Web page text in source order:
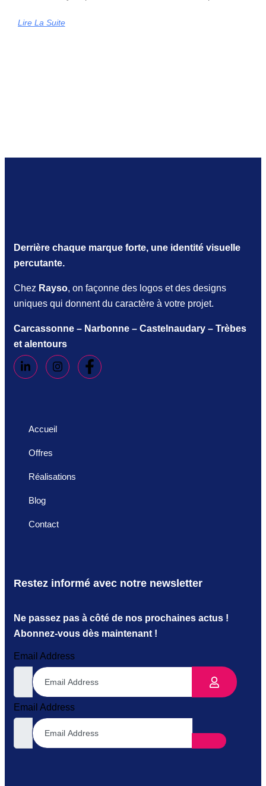
Lire La Suite
Derrière chaque marque forte, une identité visuelle
percutante.
Chez Rayso, on façonne des logos et des designs
uniques qui donnent du caractère à votre projet.
Carcassonne – Narbonne – Castelnaudary – Trèbes
et alentours
Accueil
Offres
Réalisations
Blog
Contact
Restez informé avec notre newsletter
Ne passez pas à côté de nos prochaines actus !
Abonnez-vous dès maintenant !
Email Address
Email Address